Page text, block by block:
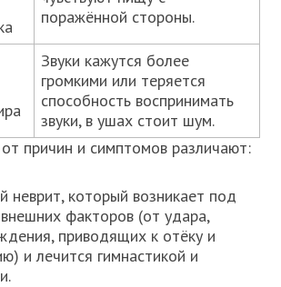
поражённой стороны.
Звуки кажутся более
громкими или теряется
способность воспринимать
звуки, в ушах стоит шум.
причин и симптомов различают:
неврит, который возникает под
факторов (от удара,
приводящих к отёку и
и лечится гимнастикой и